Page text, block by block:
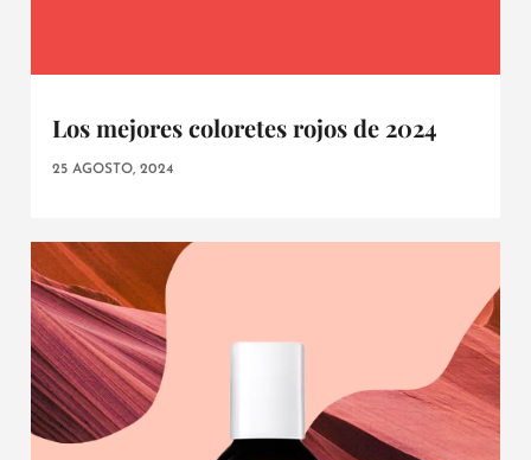
Los mejores coloretes rojos de 2024
25 AGOSTO, 2024